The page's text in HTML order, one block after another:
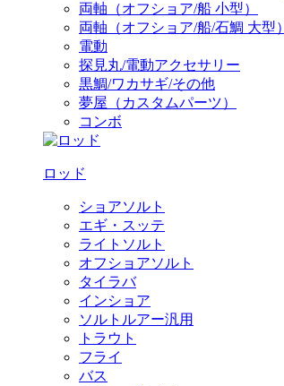
両軸（オフショア/船 小型）
両軸（オフショア/船/石鯛 大型）
電動
探見丸/電動アクセサリー
黒鯛/ワカサギ/その他
夢屋（カスタムパーツ）
コンボ
ロッド
ショアソルト
エギ・スッテ
ライトソルト
オフショアソルト
タイラバ
インショア
ソルトルアー汎用
トラウト
フライ
バス